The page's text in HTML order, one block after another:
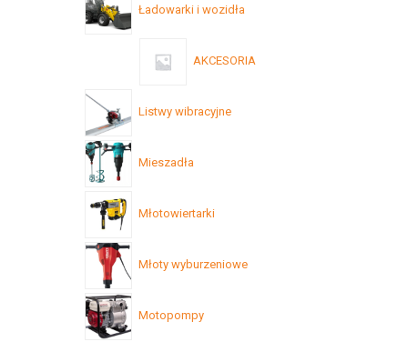
Ładowarki i wozidła
AKCESORIA
Listwy wibracyjne
Mieszadła
Młotowiertarki
Młoty wyburzeniowe
Motopompy